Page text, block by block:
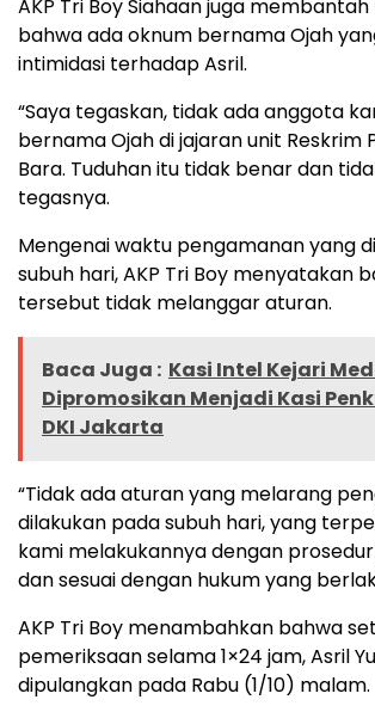
AKP Tri Boy Siahaan juga
bahwa ada oknum bernama Ojah
intimidasi terhadap Asril.
“Saya tegaskan, tidak ada anggota
bernama Ojah di jajaran unit Reskrim
Bara. Tuduhan itu tidak benar dan
tegasnya.
Mengenai waktu pengamanan yang
subuh hari, AKP Tri Boy menyatakan
tersebut tidak melanggar aturan.
Baca Juga : Kasi Intel Kejari
Dipromosikan Menjadi Kasi
DKI Jakarta
“Tidak ada aturan yang melarang
dilakukan pada subuh hari, yang
kami melakukannya dengan
dan sesuai dengan hukum yang
AKP Tri Boy menambahkan bahwa
pemeriksaan selama 1×24 jam, Asril
dipulangkan pada Rabu (1/10) malam.